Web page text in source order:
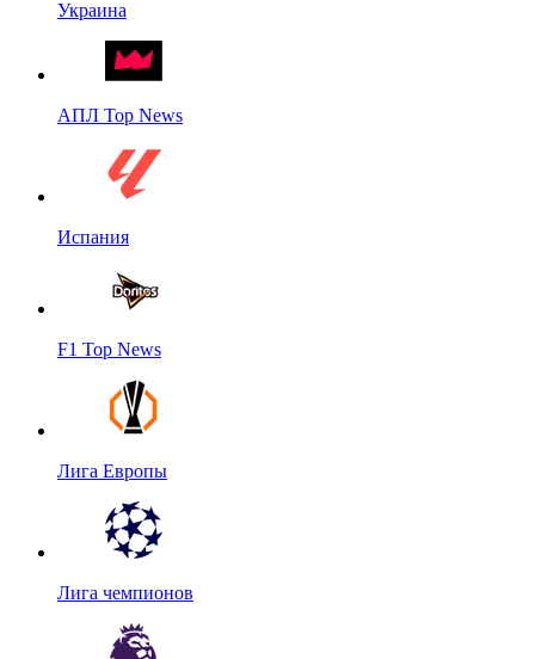
Украина
АПЛ Top News
Испания
F1 Top News
Лига Европы
Лига чемпионов